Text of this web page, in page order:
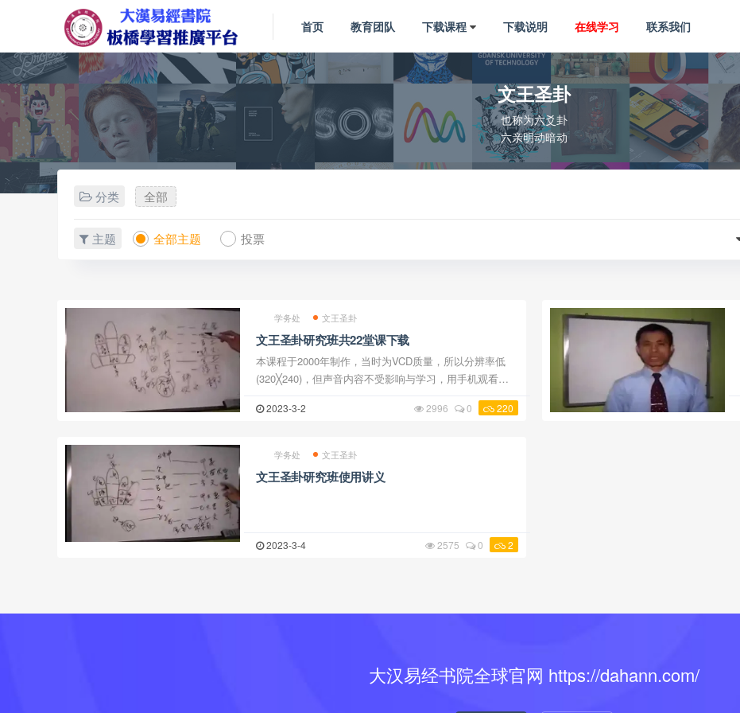
首页 教育团队 下载课程 下载说明 在线学习 联系我们
文王圣卦
也称为六爻卦
六亲明动暗动
分类 全部
主题 全部主题 投票
学务处 文王圣卦
文王圣卦研究班共22堂课下载
本课程于2000年制作，当时为VCD质量，所以分辨率低
(320╳240)，但声音内容不受影响与学习，用手机观看影
班第01堂课下载 文王圣卦研究班第02堂课下载 文王圣卦
2023-3-2 2996 0 220
学务处 文王圣卦
文王圣卦研究班使用讲义
2023-3-4 2575 0 2
大汉易经书院全球官网 https://dahann.com/